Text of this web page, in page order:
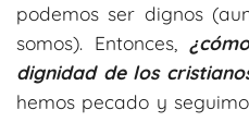
podemos ser dignos
somos). Entonces,
dignidad de los
hemos pecado y